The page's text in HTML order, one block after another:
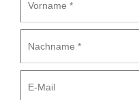
Mail